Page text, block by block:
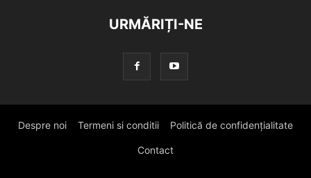
URMĂRIȚI-NE
Despre noi Termeni si conditii Politică de confidențialitate
Contact